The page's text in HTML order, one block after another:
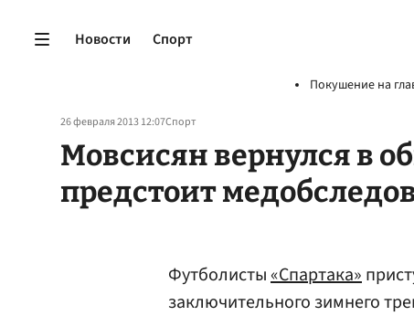
Новости Спорт
Покушение на
26 февраля 2013 12:07Спорт
Мовсисян вернулся в
предстоит
Футболисты«Спартака»
заключительного зимнего